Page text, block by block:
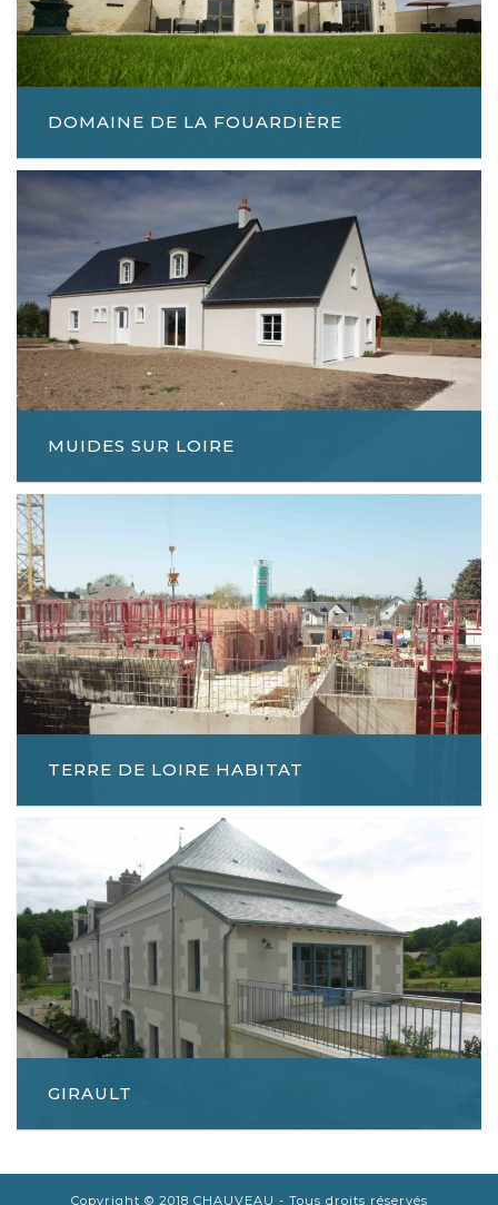
DOMAINE DE LA FOUARDIÈRE
MUIDES SUR LOIRE
TERRE DE LOIRE HABITAT
GIRAULT
Copyright © 2018 CHAUVEAU - Tous droits réservés